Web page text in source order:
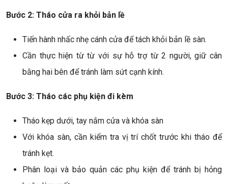
Bước 2: Tháo cửa ra khỏi bản lề
Tiến hành nhấc nhẹ cánh cửa để tách khỏi bản lề sàn.
Cần thực hiện từ từ với sự hỗ trợ từ 2 người, giữ cân
bằng hai bên để tránh làm sứt cạnh kính.
Bước 3: Tháo các phụ kiện đi kèm
Tháo kẹp dưới, tay nắm cửa và khóa sàn
Với khóa sàn, cần kiểm tra vị trí chốt trước khi tháo để
tránh kẹt.
Phân loại và bảo quản các phụ kiện để tránh bị hỏng